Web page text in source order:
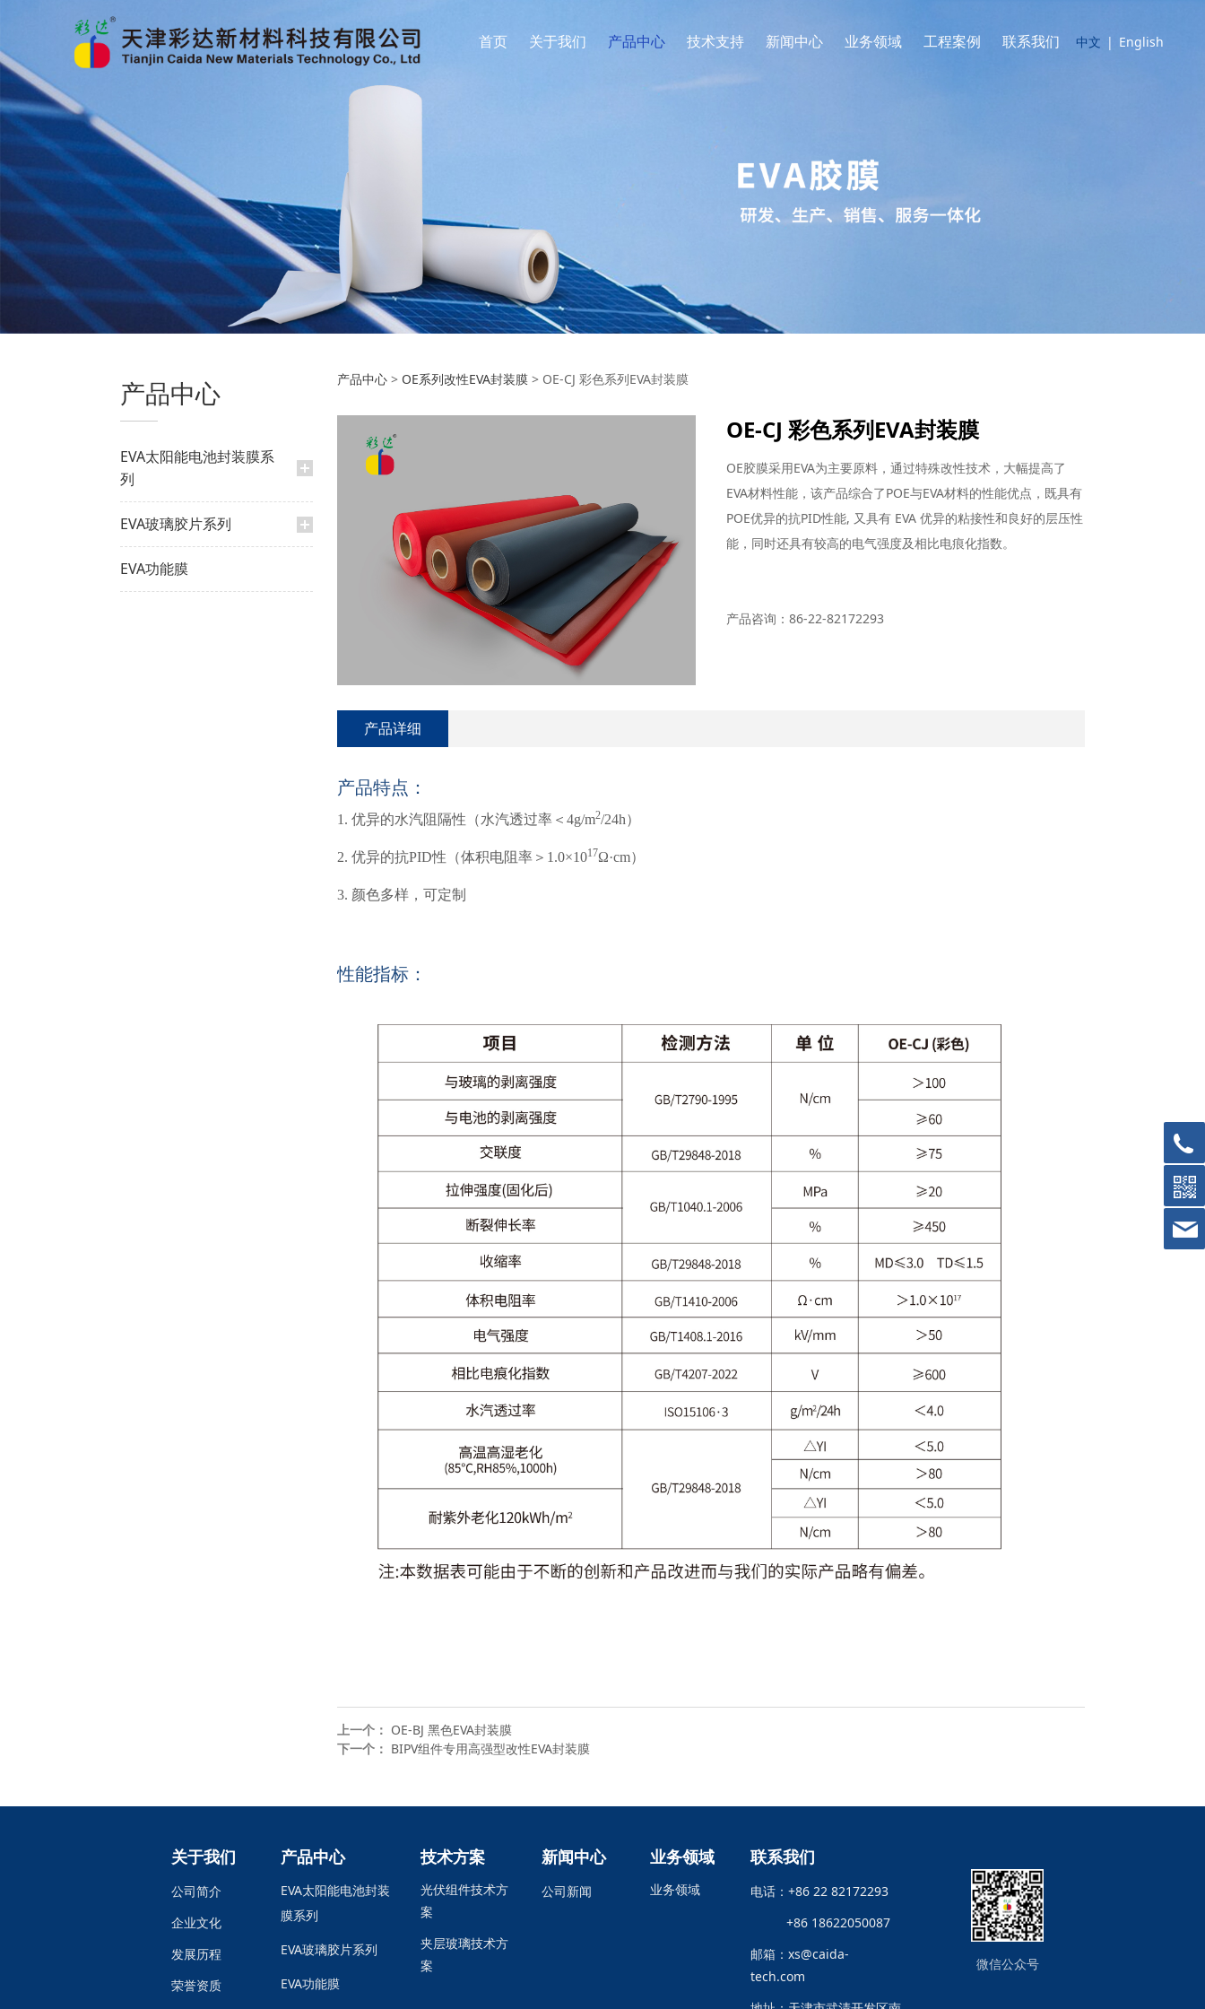
中文 | English
首页 关于我们 产品中心 技术支持 新闻中心 业务领域 工程案例 联系我们
产品中心
EVA太阳能电池封装膜系
列
EVA玻璃胶片系列
EVA功能膜
OE-CJ 彩色系列EVA封装膜
产品中心 > OE系列改性EVA封装膜 > OE-CJ 彩色系列EVA封装膜
OE-CJ 彩色系列EVA封装膜
OE胶膜采用EVA为主要原料，通过特殊改性技术，大幅提高了
EVA材料性能，该产品综合了POE与EVA材料的性能优点，既具有
POE优异的抗PID性能, 又具有 EVA 优异的粘接性和良好的层压性
能，同时还具有较高的电气强度及相比电痕化指数。
产品咨询：86-22-82172293
产品详细
产品特点：
1. 优异的水汽阻隔性（水汽透过率 ＜4g/m2/24h）
2. 优异的抗PID性（体积电阻率＞1.0×1017Ω·cm）
3. 颜色多样，可定制
性能指标：
上一个： OE-BJ 黑色EVA封装膜
下一个： BIPV组件专用高强型改性EVA封装膜
关于我们
公司简介
企业文化
发展历程
荣誉资质
产品中心
EVA太阳能电池封装
膜系列
EVA玻璃胶片系列
EVA功能膜
技术方案
光伏组件技术方
案
夹层玻璃技术方
案
新闻中心
公司新闻
业务领域
业务领域
联系我们
电话：+86 22 82172293
+86 18622050087
邮箱：xs@caida-
tech.com
微信公众号